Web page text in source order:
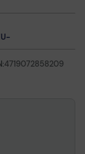
4719072858209